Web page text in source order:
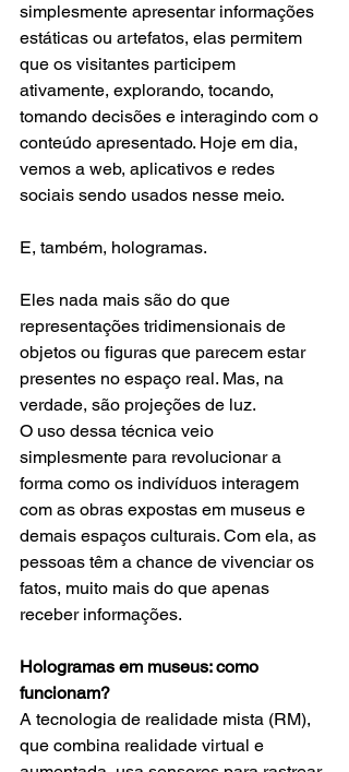
simplesmente apresentar informações
estáticas ou artefatos, elas permitem
que os visitantes participem
ativamente, explorando, tocando,
tomando decisões e interagindo com o
conteúdo apresentado. Hoje em dia,
vemos a web, aplicativos e redes
sociais sendo usados nesse meio.
E, também, hologramas.
Eles nada mais são do que
representações tridimensionais de
objetos ou figuras que parecem estar
presentes no espaço real. Mas, na
verdade, são projeções de luz.
O uso dessa técnica veio
simplesmente para revolucionar a
forma como os indivíduos interagem
com as obras expostas em museus e
demais espaços culturais. Com ela, as
pessoas têm a chance de vivenciar os
fatos, muito mais do que apenas
receber informações.
Hologramas em museus: como
funcionam?
A tecnologia de realidade mista (RM),
que combina realidade virtual e